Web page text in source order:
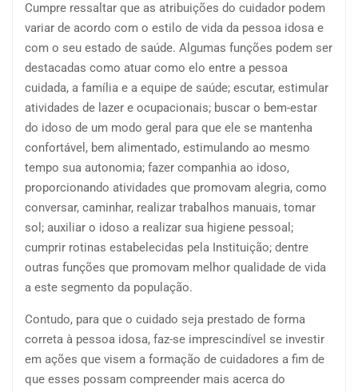
Cumpre ressaltar que as atribuições do cuidador podem
variar de acordo com o estilo de vida da pessoa idosa e
com o seu estado de saúde. Algumas funções podem ser
destacadas como atuar como elo entre a pessoa
cuidada, a família e a equipe de saúde; escutar, estimular
atividades de lazer e ocupacionais; buscar o bem-estar
do idoso de um modo geral para que ele se mantenha
confortável, bem alimentado, estimulando ao mesmo
tempo sua autonomia; fazer companhia ao idoso,
proporcionando atividades que promovam alegria, como
conversar, caminhar, realizar trabalhos manuais, tomar
sol; auxiliar o idoso a realizar sua higiene pessoal;
cumprir rotinas estabelecidas pela Instituição; dentre
outras funções que promovam melhor qualidade de vida
a este segmento da população.
Contudo, para que o cuidado seja prestado de forma
correta à pessoa idosa, faz-se imprescindível se investir
em ações que visem a formação de cuidadores a fim de
que esses possam compreender mais acerca do